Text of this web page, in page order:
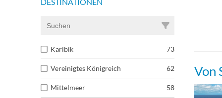
DESTINATIONEN
Karibik 73
Vereinigtes Königreich 62
Mittelmeer 58
Von